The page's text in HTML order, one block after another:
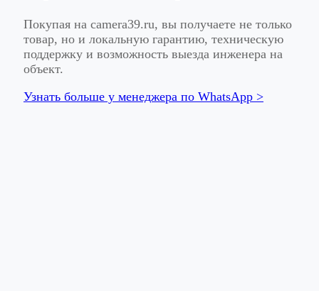
Покупая на camera39.ru, вы получаете не только
товар, но и локальную гарантию, техническую
поддержку и возможность выезда инженера на
объект.
Узнать больше у менеджера по WhatsApp >